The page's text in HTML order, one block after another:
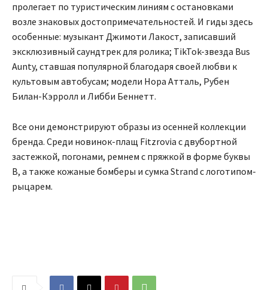
пролегает по туристическим линиям с остановками
возле знаковых достопримечательностей. И гиды здесь
особенные: музыкант Джимоти Лакост, записавший
эксклюзивный саундтрек для ролика; TikTok-звезда Bus
Aunty, ставшая популярной благодаря своей любви к
культовым автобусам; модели Нора Атталь, Рубен
Билан-Кэрролл и Либби Беннетт.
Все они демонстрируют образы из осенней коллекции
бренда. Среди новинок-плащ Fitzrovia с двубортной
застежкой, погонами, ремнем с пряжкой в форме буквы
B, а также кожаные бомберы и сумка Strand с логотипом-
рыцарем.